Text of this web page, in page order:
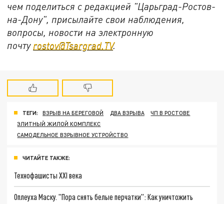
чем поделиться с редакцией "Царьград-Ростов-
на-Дону", присылайте свои наблюдения,
вопросы, новости на электронную
почту rostov@Tsargrad.ТV.
ТЕГИ: ВЗРЫВ НА БЕРЕГОВОЙ ДВА ВЗРЫВА
ЧП В РОСТОВЕ
ЭЛИТНЫЙ ЖИЛОЙ КОМПЛЕКС
САМОДЕЛЬНОЕ ВЗРЫВНОЕ УСТРОЙСТВО
ЧИТАЙТЕ ТАКЖЕ:
Технофашисты XXI века
Оплеуха Маску. "Пора снять белые перчатки": Как уничтожить